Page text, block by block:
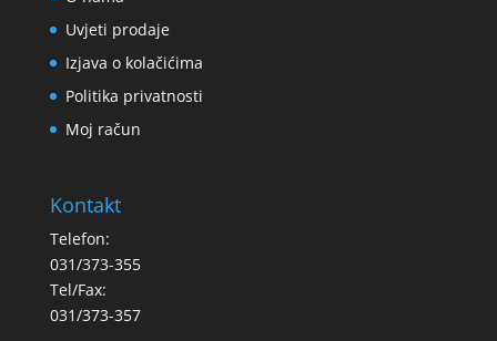
Uvjeti prodaje
Izjava o kolačićima
Politika privatnosti
Moj račun
Kontakt
Telefon:
031/373-355
Tel/Fax:
031/373-357